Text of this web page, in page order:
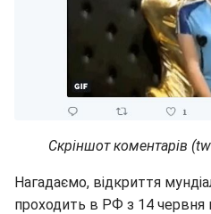
Скріншот коментарів
Нагадаємо, відкриття
проходить в РФ з 14 червня